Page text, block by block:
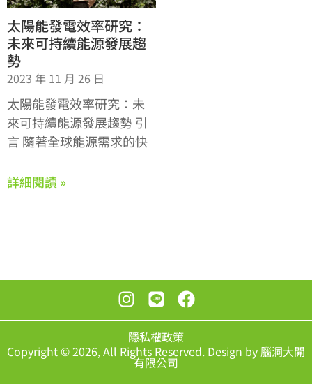
太陽能發電效率研究：
未來可持續能源發展趨
勢
2023 年 11 月 26 日
太陽能發電效率研究：未
來可持續能源發展趨勢 引
言 隨著全球能源需求的快
詳細閱讀 »
隱私權政策
Copyright © 2026, All Rights Reserved. Design by 腦洞大開
有限公司